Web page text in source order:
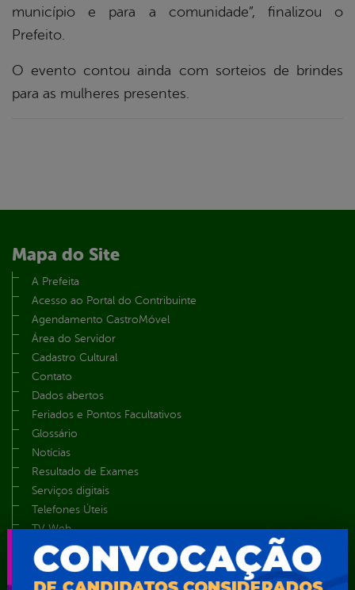
município e para a comunidade”, finalizou o
Prefeito.
O evento contou ainda com sorteios de brindes
para as mulheres presentes.
Mapa do Site
A Prefeita
Acesso ao Portal do Contribuinte
Agendamento CastroMóvel
Área do Servidor
Cadastro Cultural
Contato
Dados abertos
Feriados e Pontos Facultativos
Glossário
Notícias
Resultado de Exames
Serviços digitais
Telefones Úteis
TV Web
Vice-Prefeito
Secretarias
Agência Municipal de Meio Ambiente – AMMA